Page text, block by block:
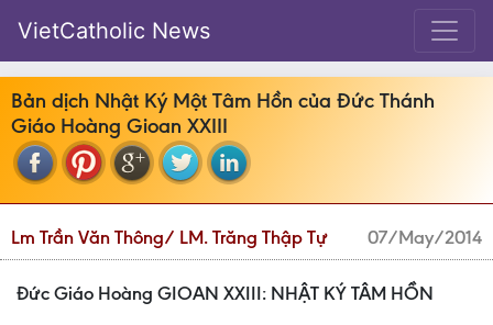
VietCatholic News
Bản dịch Nhật Ký Một Tâm Hồn của Đức Thánh
Giáo Hoàng Gioan XXIII
Lm Trần Văn Thông/ LM. Trăng Thập Tự 07/May/2014
Đức Giáo Hoàng GIOAN XXIII: NHẬT KÝ TÂM HỒN